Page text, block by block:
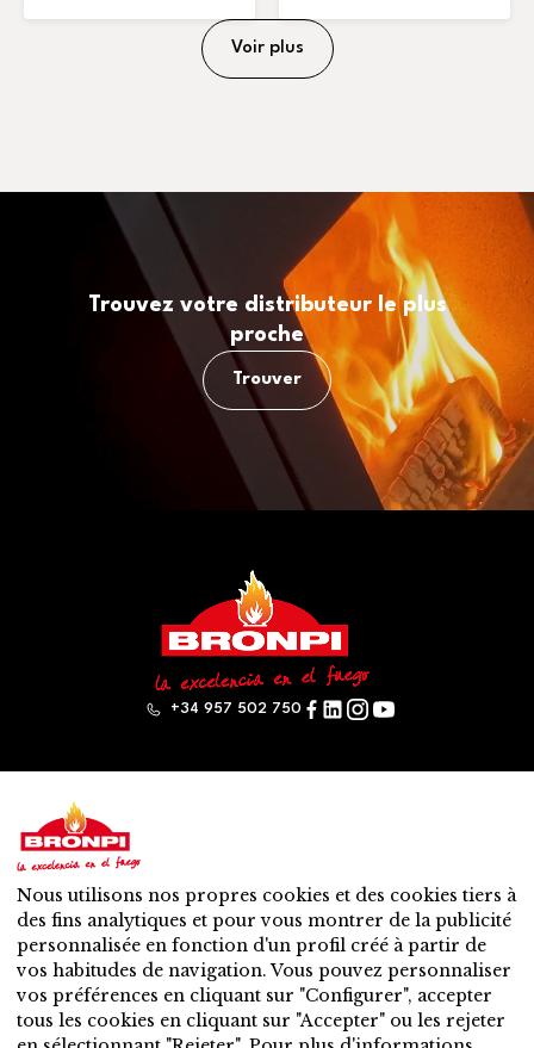
Voir plus
Trouvez votre distributeur le plus
proche
Trouver
+34 957 502 750
Produits
Gamme à bois
Gamme à pellet
Mixte: bois – granulés
Accessoires
Ventilation
Nouveautés
Contact
Service après-vente
Nous utilisons nos propres cookies et des cookies tiers à
des fins analytiques et pour vous montrer de la publicité
personnalisée en fonction d'un profil créé à partir de
vos habitudes de navigation. Vous pouvez personnaliser
vos préférences en cliquant sur "Configurer", accepter
tous les cookies en cliquant sur "Accepter" ou les rejeter